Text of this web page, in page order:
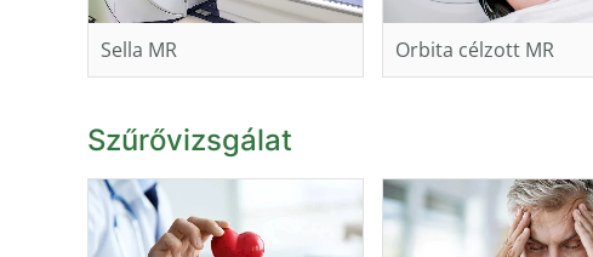
Sella MR Orbita célzott MR
Szűrővizsgálat